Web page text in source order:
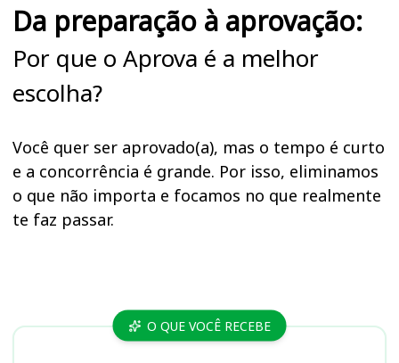
Da preparação à aprovação:
Por que o Aprova é a melhor
escolha?
Você quer ser aprovado(a), mas o tempo é curto
e a concorrência é grande. Por isso, eliminamos
o que não importa e focamos no que realmente
te faz passar.
Cursos O QUE VOCÊ RECEBE